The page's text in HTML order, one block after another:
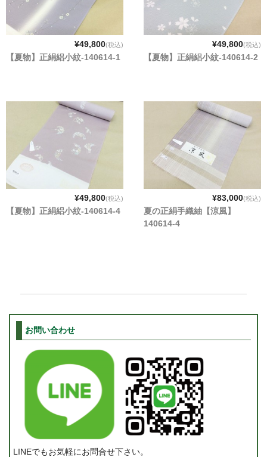
¥49,800(税込)
【夏物】正絹絽小紋-140614-1
¥49,800(税込)
【夏物】正絹絽小紋-140614-2
¥49,800(税込)
【夏物】正絹絽小紋-140614-4
¥83,000(税込)
夏の正絹手織紬【涼風】
140614-4
お問い合わせ
LINEでもお気軽にお問合せ下さい。